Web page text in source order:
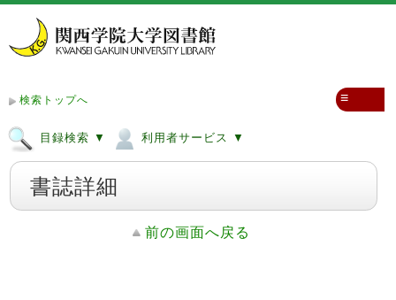
検索トップへ
目録検索 ▼ 利用者サービス ▼
≡
書誌詳細
前の画面へ戻る